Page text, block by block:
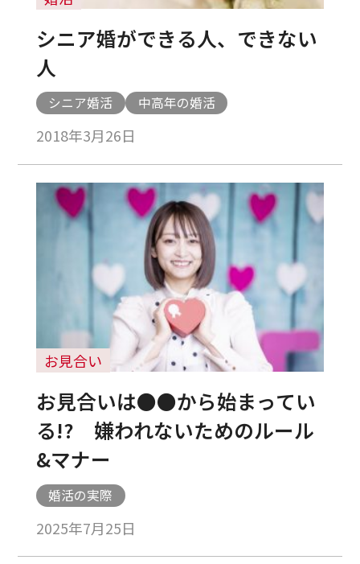
シニア婚ができる人、できない
人
シニア婚活 中高年の婚活
2018年3月26日
お見合い
お見合いは●●から始まってい
る!? 嫌われないためのルール
&マナー
婚活の実際
2025年7月25日